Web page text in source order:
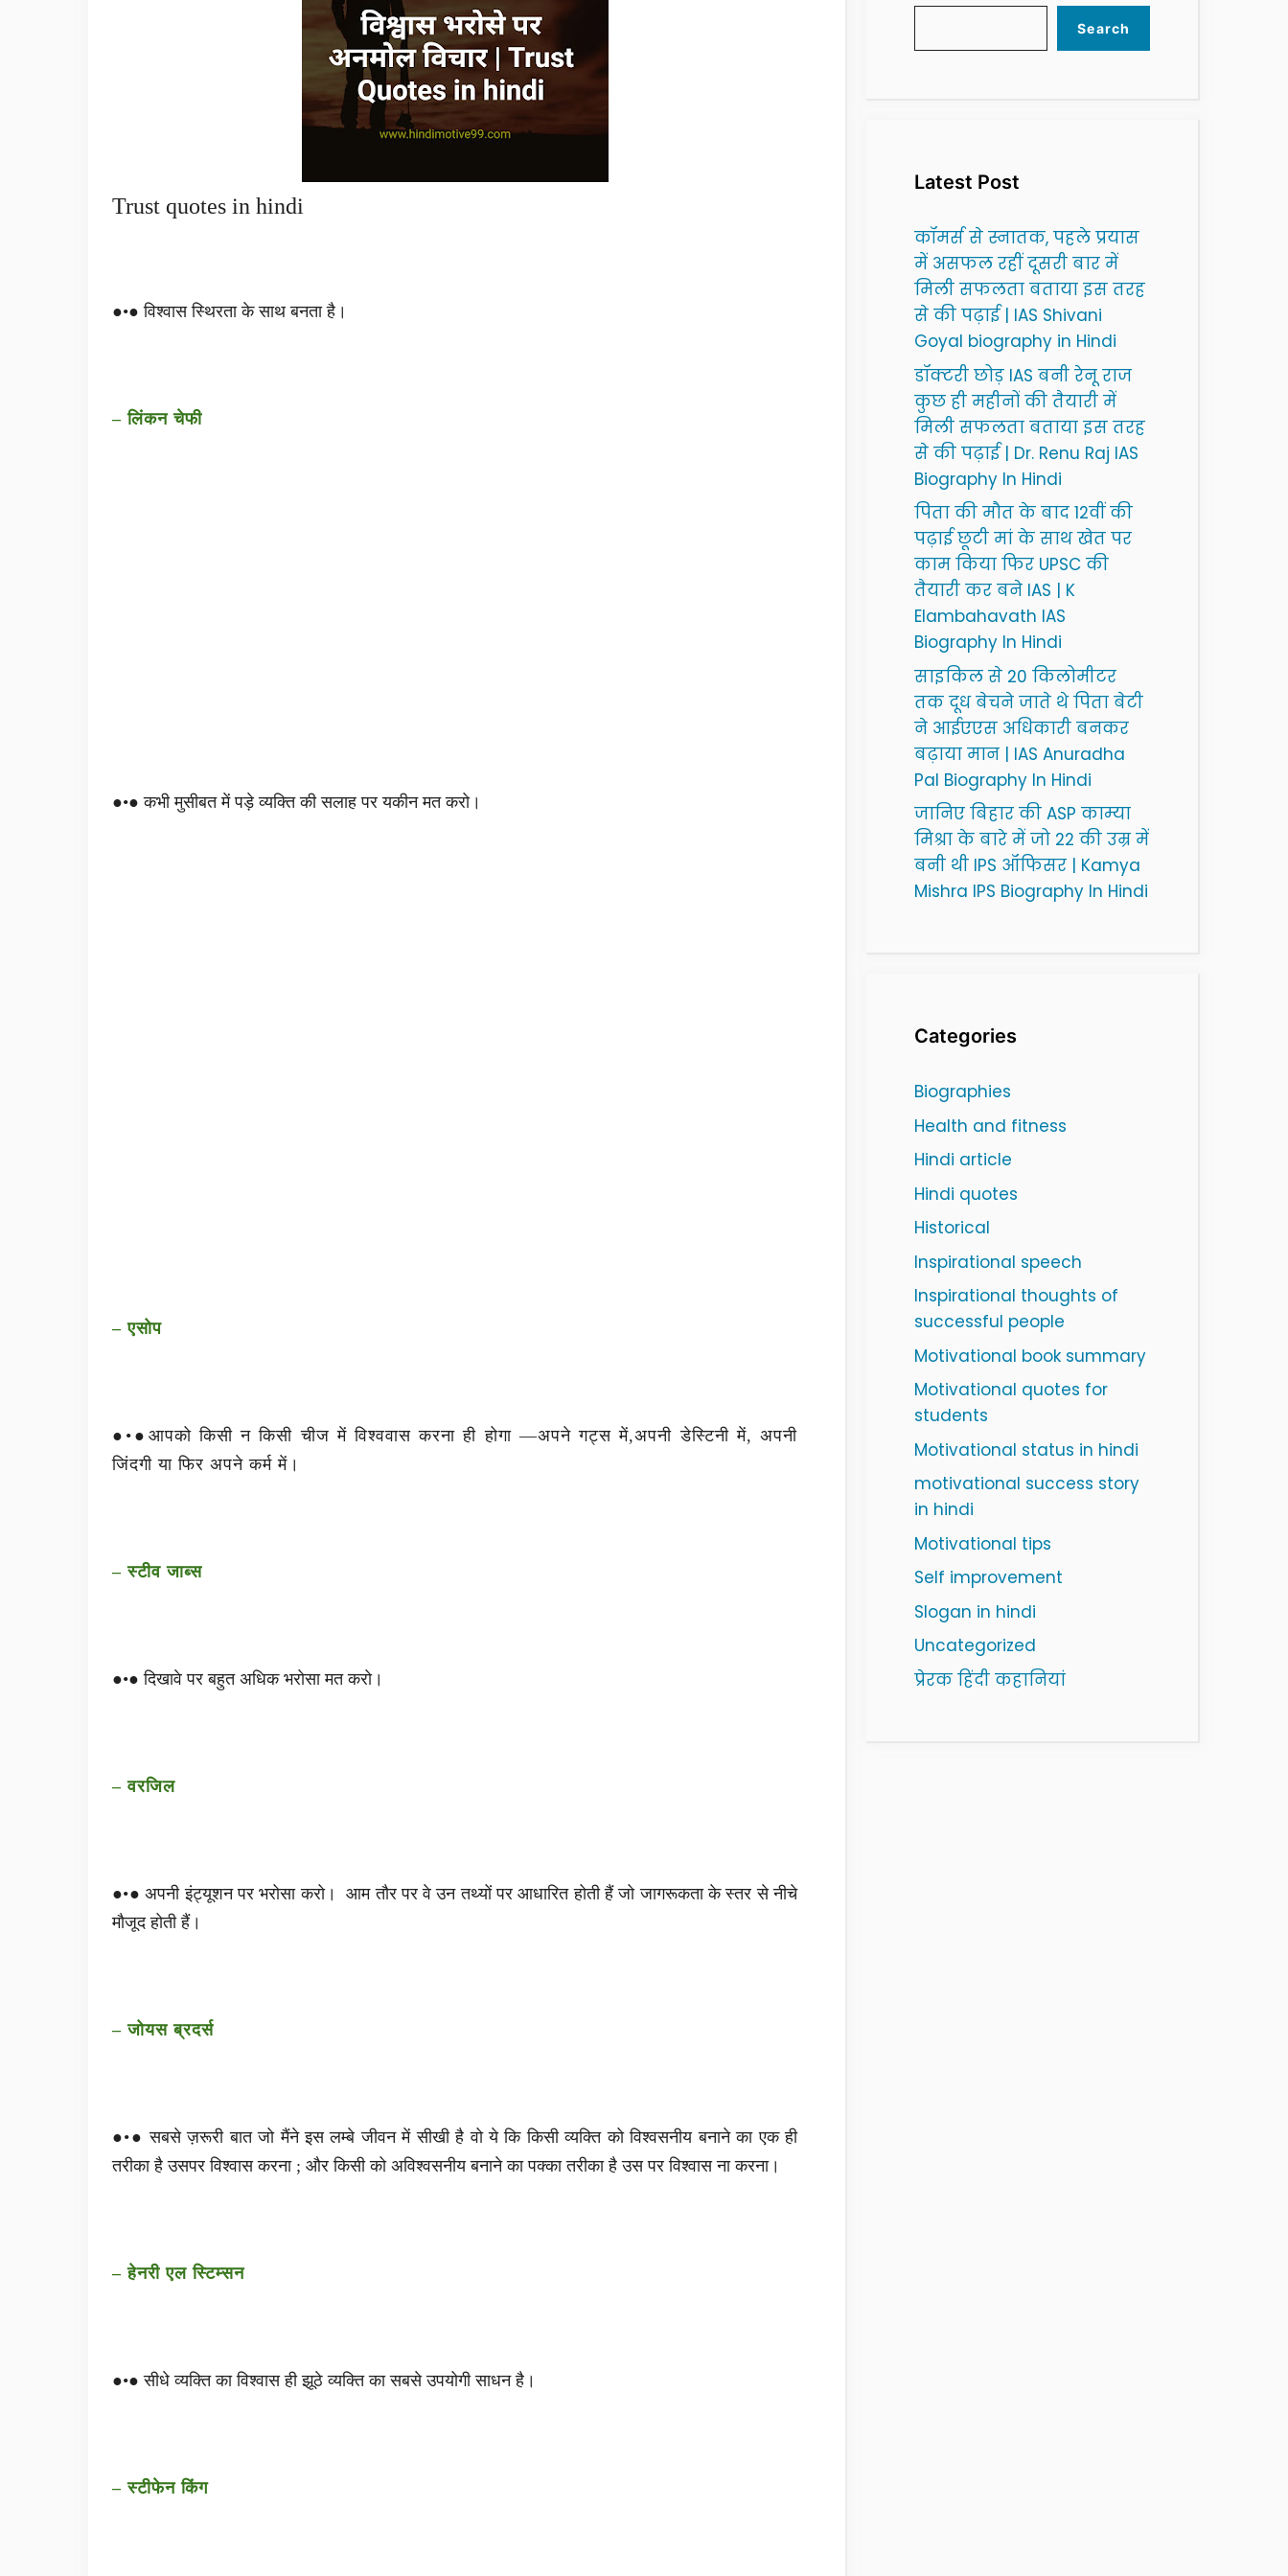
Trust quotes in hindi
●•● विश्वास स्थिरता के साथ बनता है।
– लिंकन चेफी
●•● कभी मुसीबत में पड़े व्यक्ति की सलाह पर यकीन मत करो।
– एसोप
●•●आपको किसी न किसी चीज में विश्ववास करना ही होगा —अपने गट्स में,अपनी डेस्टिनी में, अपनी
जिंदगी या फिर अपने कर्म में।
– स्टीव जाब्स
●•● दिखावे पर बहुत अधिक भरोसा मत करो।
– वरजिल
●•● अपनी इंट्यूशन पर भरोसा करो। आम तौर पर वे उन तथ्यों पर आधारित होती हैं जो जागरूकता के स्तर से नीचे
मौजूद होती हैं।
– जोयस ब्रदर्स
●•● सबसे ज़रूरी बात जो मैंने इस लम्बे जीवन में सीखी है वो ये कि किसी व्यक्ति को विश्वसनीय बनाने का एक ही
तरीका है उसपर विश्वास करना ; और किसी को अविश्वसनीय बनाने का पक्का तरीका है उस पर विश्वास ना करना।
– हेनरी एल स्टिम्सन
●•● सीधे व्यक्ति का विश्वास ही झूठे व्यक्ति का सबसे उपयोगी साधन है।
– स्टीफेन किंग
Search
Latest Post
कॉमर्स से स्नातक, पहले प्रयास
में असफल रहीं दूसरी बार में
मिली सफलता बताया इस तरह
से की पढ़ाई | IAS Shivani
Goyal biography in Hindi
डॉक्टरी छोड़ IAS बनी रेनू राज
कुछ ही महीनों की तैयारी में
मिली सफलता बताया इस तरह
से की पढ़ाई | Dr. Renu Raj IAS
Biography In Hindi
पिता की मौत के बाद 12वीं की
पढ़ाई छूटी मां के साथ खेत पर
काम किया फिर UPSC की
तैयारी कर बने IAS | K
Elambahavath IAS
Biography In Hindi
साइकिल से 20 किलोमीटर
तक दूध बेचने जाते थे पिता बेटी
ने आईएएस अधिकारी बनकर
बढ़ाया मान | IAS Anuradha
Pal Biography In Hindi
जानिए बिहार की ASP काम्या
मिश्रा के बारे में जो 22 की उम्र में
बनी थी IPS ऑफिसर | Kamya
Mishra IPS Biography In Hindi
Categories
Biographies
Health and fitness
Hindi article
Hindi quotes
Historical
Inspirational speech
Inspirational thoughts of
successful people
Motivational book summary
Motivational quotes for
students
Motivational status in hindi
motivational success story
in hindi
Motivational tips
Self improvement
Slogan in hindi
Uncategorized
प्रेरक हिंदी कहानियां